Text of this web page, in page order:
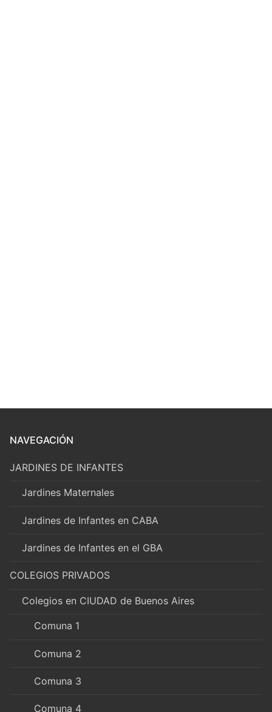
NAVEGACIÓN
JARDINES DE INFANTES
Jardines Maternales
Jardines de Infantes en CABA
Jardines de Infantes en el GBA
COLEGIOS PRIVADOS
Colegios en CIUDAD de Buenos Aires
Comuna 1
Comuna 2
Comuna 3
Comuna 4